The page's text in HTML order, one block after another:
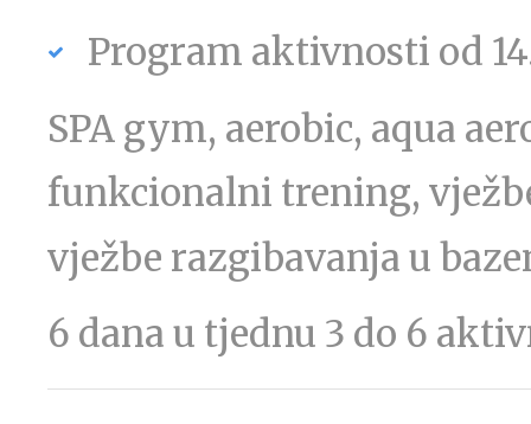
Program aktivnosti od
SPA gym, aerobic, aqua
funkcionalni trening,
vježbe razgibavanja u
6 dana u tjednu 3 do 6